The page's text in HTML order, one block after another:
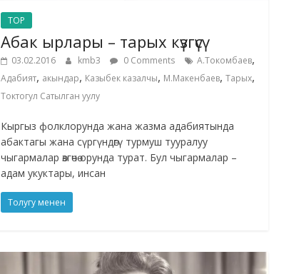
TOP
Абак ырлары – тарых күзгүсү
03.02.2016 kmb3 0 Comments А.Токомбаев,
Адабият, акындар, Казыбек казалчы, М.Макенбаев,Тарых,
Токтогул Сатылган уулу
Кыргыз фолклорунда жана жазма адабиятында
абактагы жана сүргүндөгү турмуш тууралуу
чыгармалар өзгөчө орунда турат. Бул чыгармалар –
адам укуктары, инсан
Толугу менен